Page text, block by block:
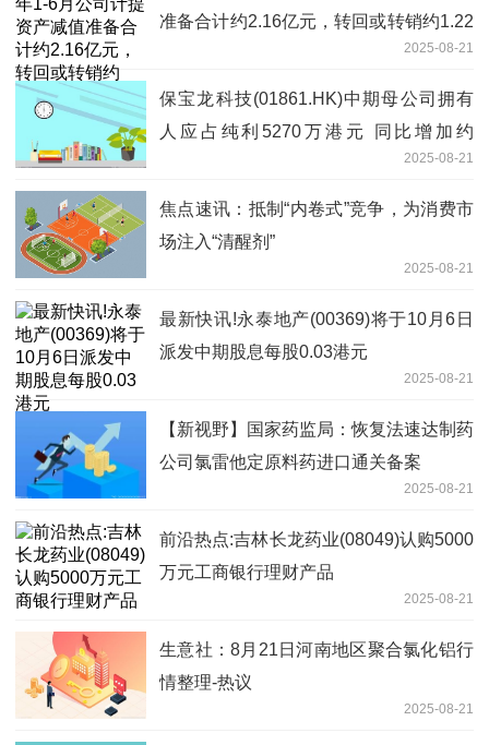
准备合计约2.16亿元，转回或转销约1.22
2025-08-21
保宝龙科技(01861.HK)中期母公司拥有
人应占纯利5270万港元 同比增加约
2025-08-21
焦点速讯：抵制“内卷式”竞争，为消费市
场注入“清醒剂”
2025-08-21
最新快讯!永泰地产(00369)将于10月6日
派发中期股息每股0.03港元
2025-08-21
【新视野】国家药监局：恢复法速达制药
公司氯雷他定原料药进口通关备案
2025-08-21
前沿热点:吉林长龙药业(08049)认购5000
万元工商银行理财产品
2025-08-21
生意社：8月21日河南地区聚合氯化铝行
情整理-热议
2025-08-21